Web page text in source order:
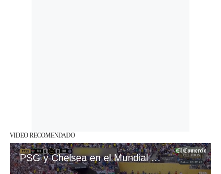
VIDEO RECOMENDADO
PSG y Chelsea en el Mundial de Clubes 2025